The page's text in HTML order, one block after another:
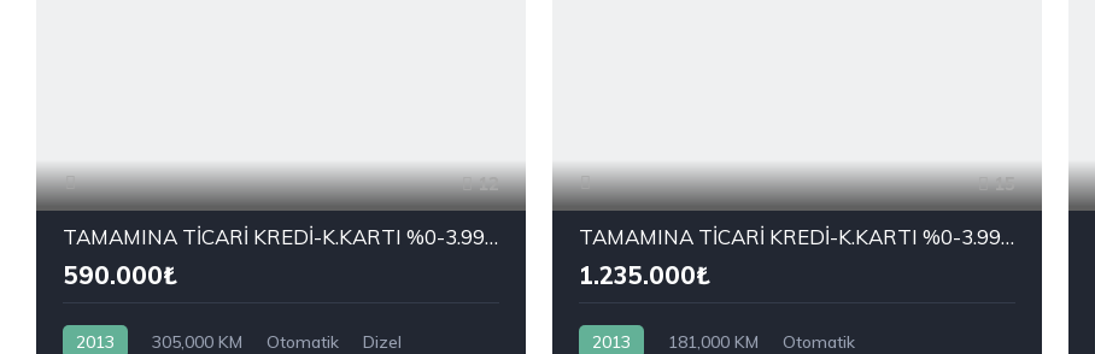
12
TAMAMINA TİCARİ KREDİ-K.KARTI %0-3.99 ÇEK-2.99 SENET-ÇKS SATIŞ
590.000₺
2013 305,000 KM Otomatik
Dizel
15
TAMAMINA TİCARİ KREDİ-K.KARTI %0-3.99 ÇEK-2.99 SENET-ÇKS SATIŞ
1.235.000₺
2013 181,000 KM
Otomatik